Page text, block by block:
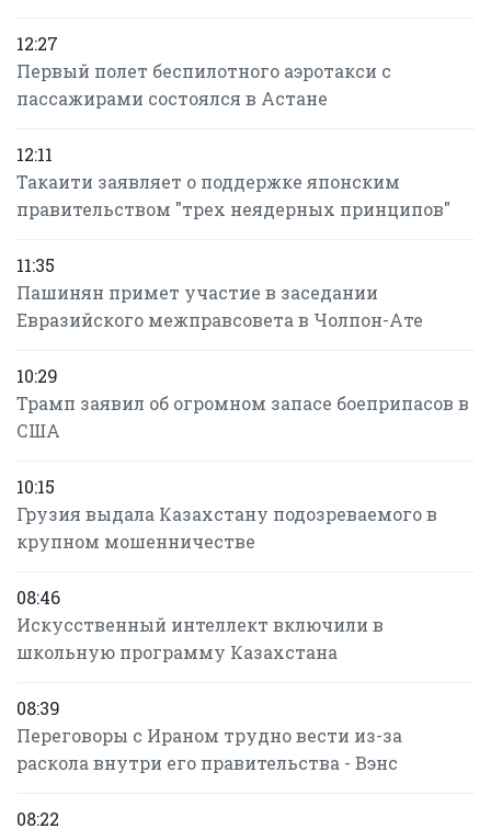
12:27
Первый полет беспилотного аэротакси с
пассажирами состоялся в Астане
12:11
Такаити заявляет о поддержке японским
правительством "трех неядерных принципов"
11:35
Пашинян примет участие в заседании
Евразийского межправсовета в Чолпон-Ате
10:29
Трамп заявил об огромном запасе боеприпасов в
США
10:15
Грузия выдала Казахстану подозреваемого в
крупном мошенничестве
08:46
Искусственный интеллект включили в
школьную программу Казахстана
08:39
Переговоры с Ираном трудно вести из-за
раскола внутри его правительства - Вэнс
08:22